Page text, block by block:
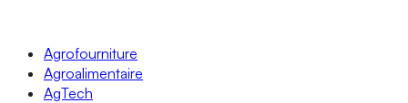
Agrofourniture
Agroalimentaire
AgTech